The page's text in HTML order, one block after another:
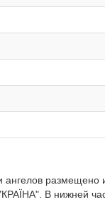
размещено
В нижней